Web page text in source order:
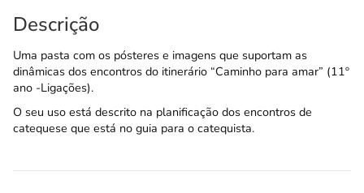
Descrição
Uma pasta com os pósteres e imagens que suportam as
dinâmicas dos encontros do itinerário “Caminho para amar” (11º
ano -Ligações).
O seu uso está descrito na planificação dos encontros de
catequese que está no guia para o catequista.